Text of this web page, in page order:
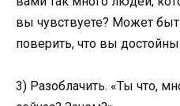
вы чувствуете? Может
поверить, что вы
3) Разоблачить. «Ты что,